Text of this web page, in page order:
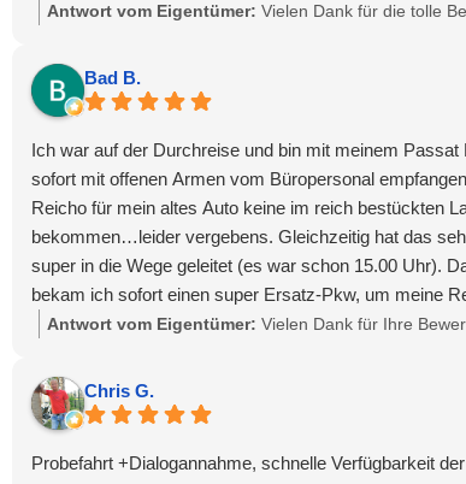
Antwort vom Eigentümer: Vielen Dank für die tolle
Bad B.
Ich war auf der Durchreise und bin mit meinem
sofort mit offenen Armen vom Büropersonal
Reicho für mein altes Auto keine im reich bestückten
bekommen…leider vergebens. Gleichzeitig hat das
super in die Wege geleitet (es war schon 15.00 Uhr).
bekam ich sofort einen super Ersatz-Pkw, um meine
wird. Am nächsten Morgen bekam ich einen netten
Team der Firma Reicho!!!
Der Passat…
Antwort vom Eigentümer: Vielen Dank für Ihre
Chris G.
Probefahrt +Dialogannahme, schnelle Verfügbarkeit